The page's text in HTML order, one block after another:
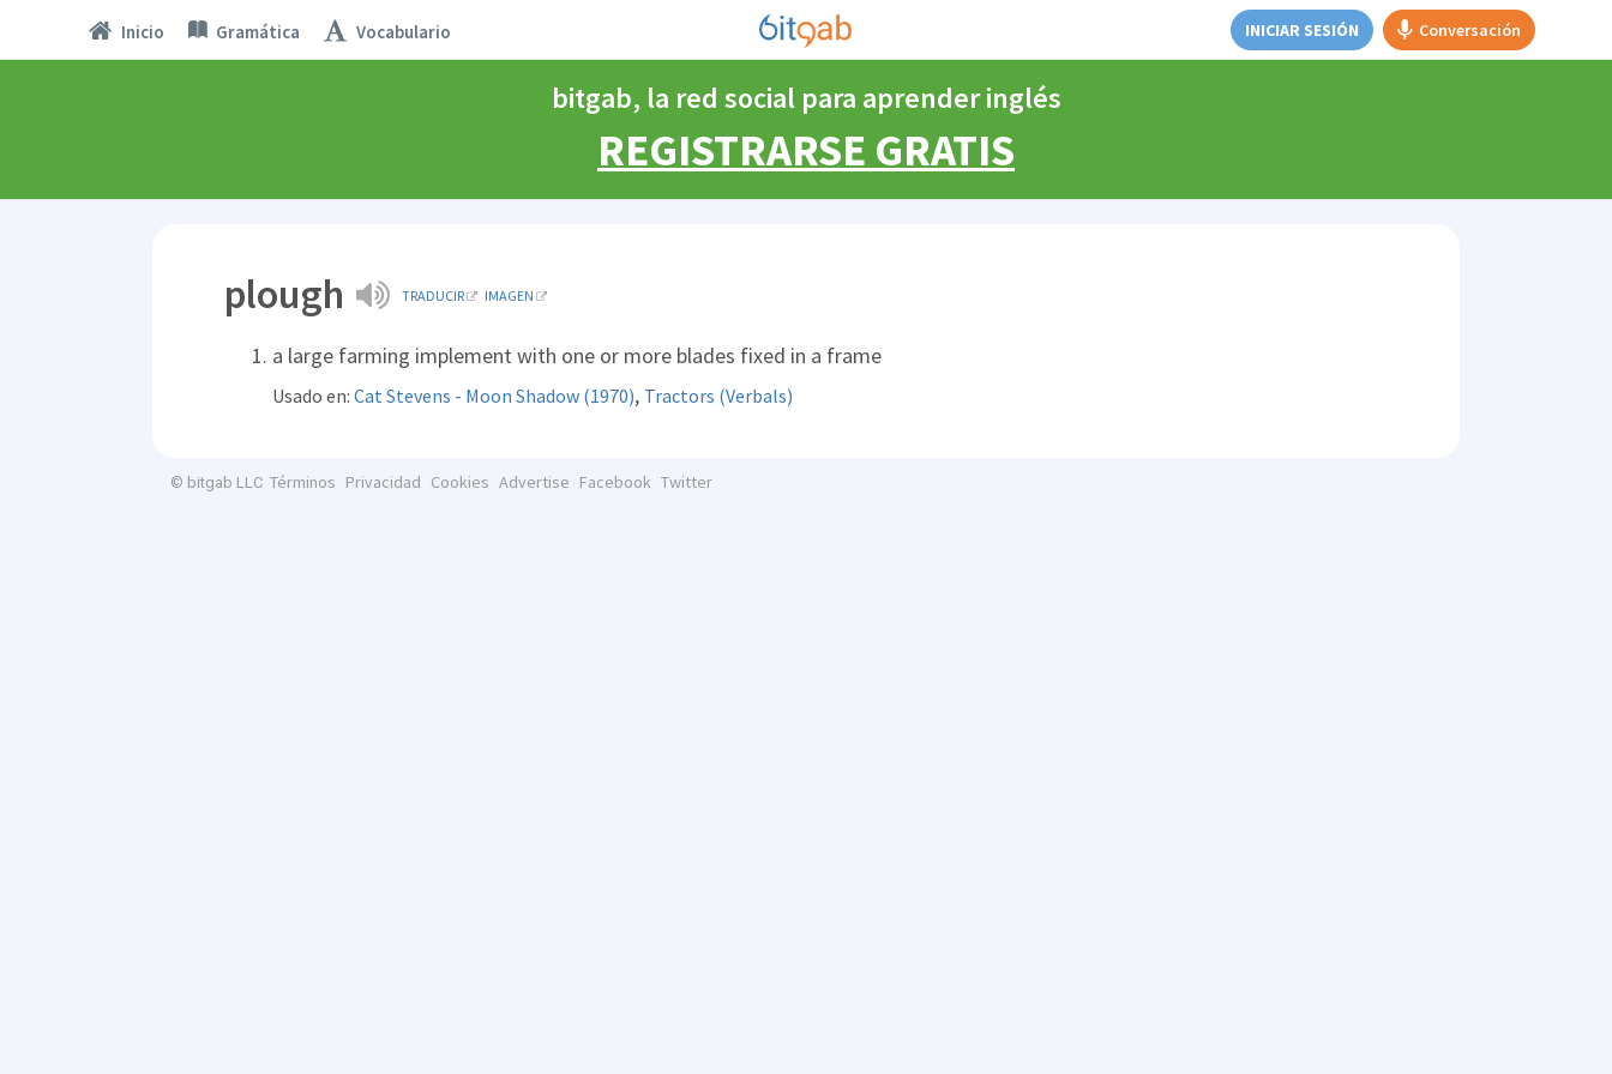
Inicio Gramática Vocabulario INICIAR SESIÓN Conversación
bitgab, la red social para aprender inglés
REGISTRARSE GRATIS
plough TRADUCIR IMAGEN
a large farming implement with one or more blades fixed in a frame
Usado en: Cat Stevens - Moon Shadow (1970), Tractors (Verbals)
© bitgab LLC Términos Privacidad Cookies Advertise Facebook Twitter